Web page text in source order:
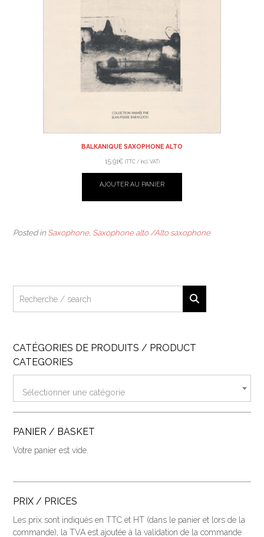
BALKANIQUE SAXOPHONE ALTO
15,91€ (TTC / incl. VAT)
AJOUTER AU PANIER
Posted in Saxophone, Saxophone alto /Alto saxophone
CATÉGORIES DE PRODUITS / PRODUCT
CATEGORIES
Sélectionner une catégorie
PANIER / BASKET
Votre panier est vide.
PRIX / PRICES
Les prix sont indiqués en TTC et HT (dans le panier et lors de la
commande), la TVA est ajoutée à la validation de la commande